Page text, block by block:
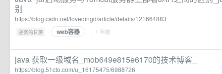
别
https://blog.csdn.net/lovedingd/article/details/121664883
逆袭的甘蔗 · web容器 · 1 年前
java 获取一级域名_mob649e815e6170的技术博客_
https://blog.51cto.com/u_16175475/6988726